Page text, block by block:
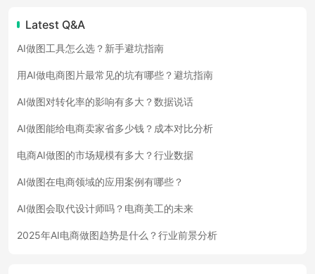
Latest Q&A
AI做图工具怎么选？新手避坑指南
用AI做电商图片最常见的坑有哪些？避坑指南
AI做图对转化率的影响有多大？数据说话
AI做图能给电商卖家省多少钱？成本对比分析
电商AI做图的市场规模有多大？行业数据
AI做图在电商领域的应用案例有哪些？
AI做图会取代设计师吗？电商美工的未来
2025年AI电商做图趋势是什么？行业前景分析